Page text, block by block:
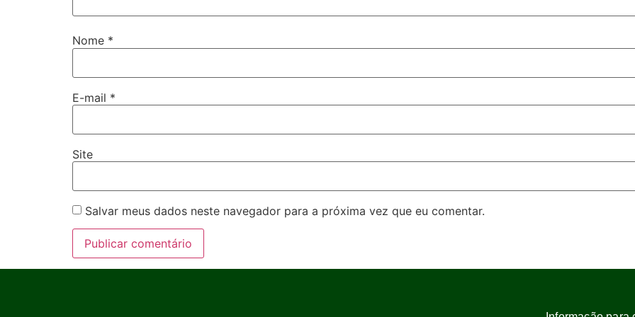
Nome *
E-mail *
Site
Salvar meus dados neste navegador para a próxima vez que eu comentar.